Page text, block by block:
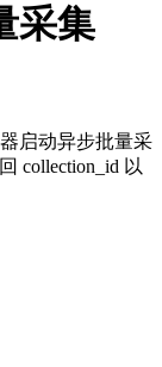
采集
器启动异步批量采
collection_id 以